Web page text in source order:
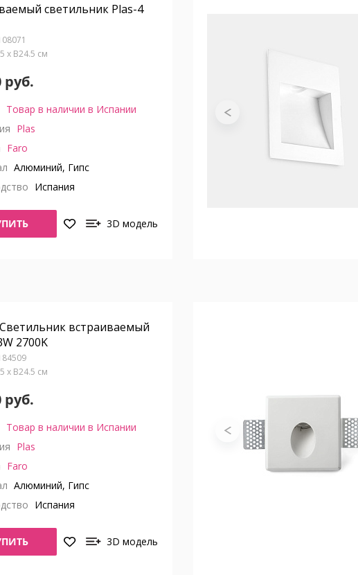
светильник Plas-4
x В24.5 см
руб.
Товар в наличии в Испании
Plas
Faro
Алюминий, Гипс
Испания
3D модель
Светильник встраиваемый
2700K
x В24.5 см
руб.
Товар в наличии в Испании
Plas
Faro
Алюминий, Гипс
Испания
3D модель